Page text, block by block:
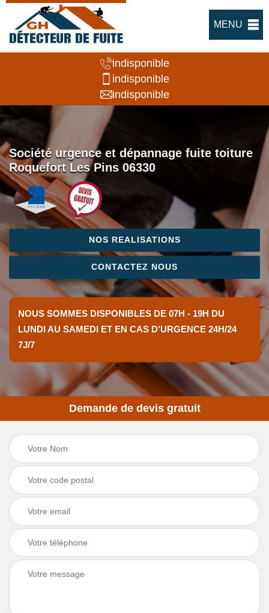
MENU
indisponible
indisponible
indisponible
Société urgence et dépannage fuite toiture
Roquefort Les Pins 06330
NOS REALISATIONS
CONTACTEZ NOUS
NOUS SOMMES DISPONIBLES DE 07H - 19H DU
LUNDI AU SAMEDI ET EN CAS D'URGENCE 24H/24
7J/7
Demande de devis gratuit